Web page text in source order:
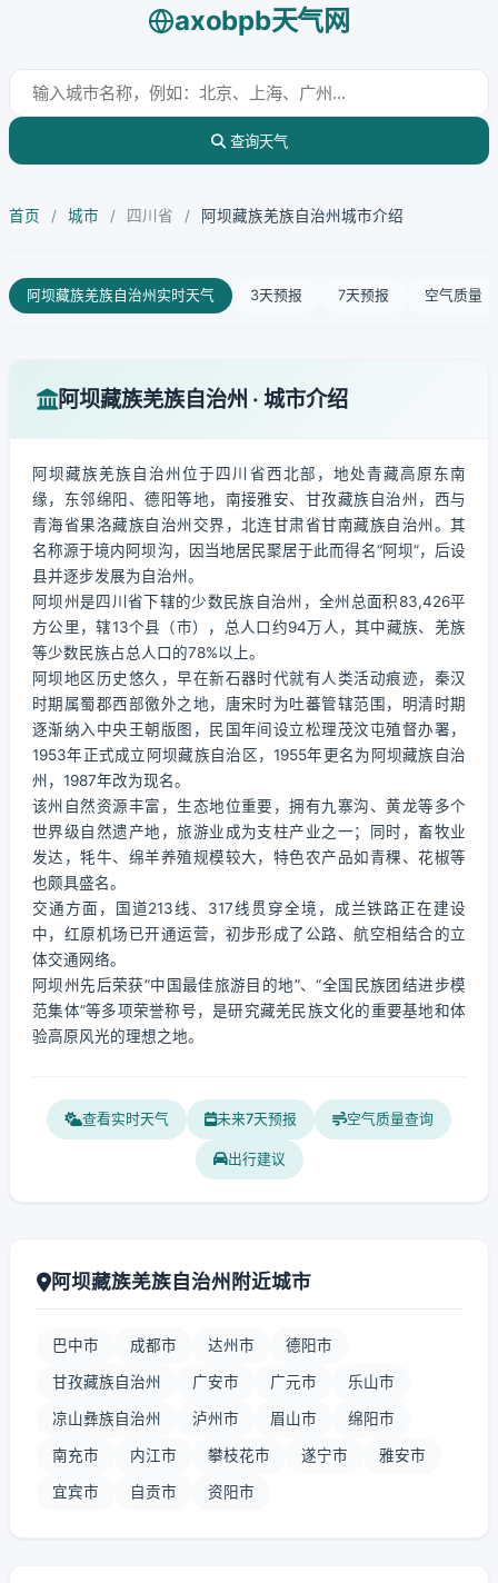
axobpb天气网
查询天气
首页 / 城市 / 四川省 / 阿坝藏族羌族自治州城市介绍
阿坝藏族羌族自治州实时天气 3天预报 7天预报 空气质量
阿坝藏族羌族自治州 · 城市介绍
阿坝藏族羌族自治州位于四川省西北部，地处青藏高原东南
缘，东邻绵阳、德阳等地，南接雅安、甘孜藏族自治州，西与
青海省果洛藏族自治州交界，北连甘肃省甘南藏族自治州。其
名称源于境内阿坝沟，因当地居民聚居于此而得名“阿坝”，后设
县并逐步发展为自治州。
阿坝州是四川省下辖的少数民族自治州，全州总面积83,426平
方公里，辖13个县（市），总人口约94万人，其中藏族、羌族
等少数民族占总人口的78%以上。
阿坝地区历史悠久，早在新石器时代就有人类活动痕迹，秦汉
时期属蜀郡西部徼外之地，唐宋时为吐蕃管辖范围，明清时期
逐渐纳入中央王朝版图，民国年间设立松理茂汶屯殖督办署，
1953年正式成立阿坝藏族自治区，1955年更名为阿坝藏族自治
州，1987年改为现名。
该州自然资源丰富，生态地位重要，拥有九寨沟、黄龙等多个
世界级自然遗产地，旅游业成为支柱产业之一；同时，畜牧业
发达，牦牛、绵羊养殖规模较大，特色农产品如青稞、花椒等
也颇具盛名。
交通方面，国道213线、317线贯穿全境，成兰铁路正在建设
中，红原机场已开通运营，初步形成了公路、航空相结合的立
体交通网络。
阿坝州先后荣获“中国最佳旅游目的地”、“全国民族团结进步模
范集体”等多项荣誉称号，是研究藏羌民族文化的重要基地和体
验高原风光的理想之地。
查看实时天气 未来7天预报 空气质量查询
出行建议
阿坝藏族羌族自治州附近城市
巴中市 成都市 达州市 德阳市
甘孜藏族自治州 广安市 广元市 乐山市
凉山彝族自治州 泸州市 眉山市 绵阳市
南充市 内江市 攀枝花市 遂宁市 雅安市
宜宾市 自贡市 资阳市